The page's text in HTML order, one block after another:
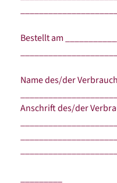
Bestellt am
Name des/der
Anschrift des/der